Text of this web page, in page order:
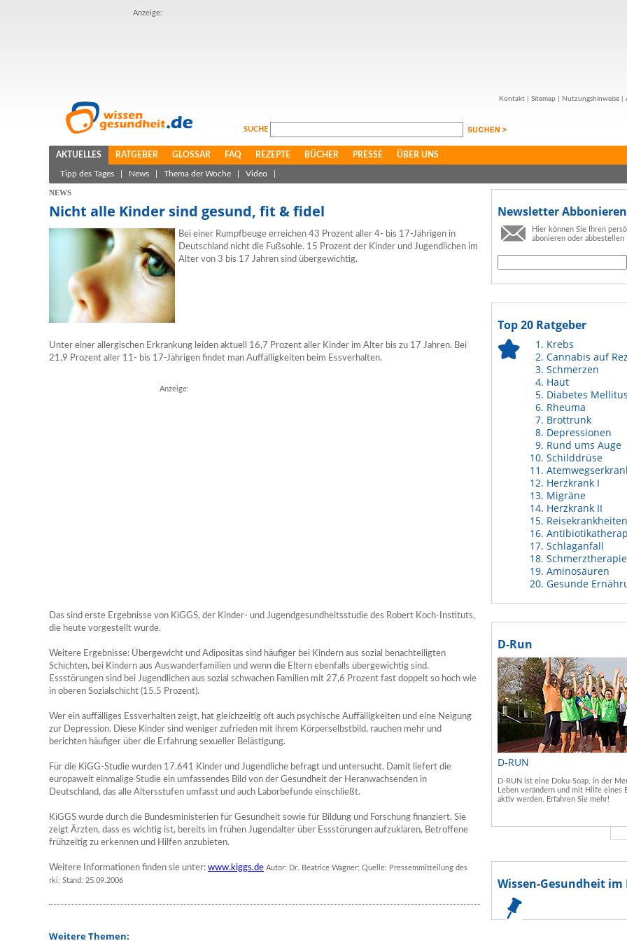
Anzeige:
Kontakt Sitemap Nutzungshinweise
SUCHE
AKTUELLES RATGEBER GLOSSAR FAQ REZEPTE BÜCHER PRESSE ÜBER UNS
Tipp des Tages News Thema der Woche Video
NEWS
Nicht alle Kinder sind gesund, fit & fidel
Bei einer Rumpfbeuge erreichen 43 Prozent aller 4- bis 17-Jährigen in
Deutschland nicht die Fußsohle. 15 Prozent der Kinder und Jugendlichen im
Alter von 3 bis 17 Jahren sind übergewichtig.
Unter einer allergischen Erkrankung leiden aktuell 16,7 Prozent aller Kinder im Alter bis zu 17 Jahren. Bei
21,9 Prozent aller 11- bis 17-Jährigen findet man Auffälligkeiten beim Essverhalten.
Anzeige:
Das sind erste Ergebnisse von KiGGS, der Kinder- und Jugendgesundheitsstudie des Robert Koch-Instituts,
die heute vorgestellt wurde.
Weitere Ergebnisse: Übergewicht und Adipositas sind häufiger bei Kindern aus sozial benachteiligten
Schichten, bei Kindern aus Auswanderfamilien und wenn die Eltern ebenfalls übergewichtig sind.
Essstörungen sind bei Jugendlichen aus sozial schwachen Familien mit 27,6 Prozent fast doppelt so hoch wie
in oberen Sozialschicht (15,5 Prozent).
Wer ein auffälliges Essverhalten zeigt, hat gleichzeitig oft auch psychische Auffälligkeiten und eine Neigung
zur Depression. Diese Kinder sind weniger zufrieden mit ihrem Körperselbstbild, rauchen mehr und
berichten häufiger über die Erfahrung sexueller Belästigung.
Für die KiGG-Studie wurden 17.641 Kinder und Jugendliche befragt und untersucht. Damit liefert die
europaweit einmalige Studie ein umfassendes Bild von der Gesundheit der Heranwachsenden in
Deutschland, das alle Altersstufen umfasst und auch Laborbefunde einschließt.
KiGGS wurde durch die Bundesministerien für Gesundheit sowie für Bildung und Forschung finanziert. Sie
zeigt Ärzten, dass es wichtig ist, bereits im frühen Jugendalter über Essstörungen aufzuklären, Betroffene
frühzeitig zu erkennen und Hilfen anzubieten.
Weitere Informationen finden sie unter: www.kiggs.de Autor: Dr. Beatrice Wagner; Quelle: Pressemmitteilung des
rki; Stand: 25.09.2006
Weitere Themen:
Newsletter Abbonieren
Hier können Sie Ihren
abonieren oder abbestellen
Top 20 Ratgeber
Krebs
Cannabis auf
Schmerzen
Haut
Diabetes Mellitus
Rheuma
Brottrunk
Depressionen
Rund ums Auge
Schilddrüse
Herzkrank I
Migräne
Herzkrank II
Reisekrankheiten
Schlaganfall
Schmerztherapie
Aminosäuren
Gesunde
D-Run
D-RUN
D-RUN ist eine Doku-Soap, in der
Leben verändern und mit Hilfe eines
aktiv werden. Erfahren Sie mehr!
Wissen-Gesundheit im